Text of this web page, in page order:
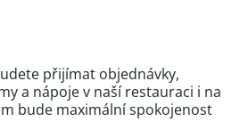
přijímat objednávky,
a nápoje v naší restauraci i na
bude maximální spokojenost